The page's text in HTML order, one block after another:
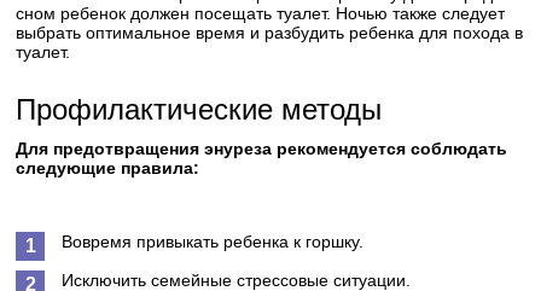
сном ребенок должен посещать туалет. Ночью также следует
выбрать оптимальное время и разбудить ребенка для похода в
туалет.
Профилактические методы
Для предотвращения энуреза рекомендуется соблюдать
следующие правила:
Вовремя привыкать ребенка к горшку.
Исключить семейные стрессовые ситуации.